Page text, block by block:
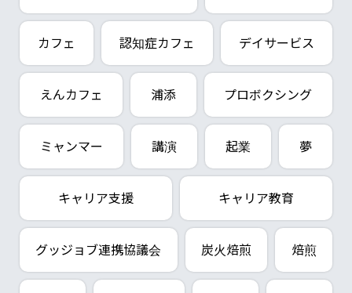
カフェ 認知症カフェ デイサービス
えんカフェ 浦添 プロボクシング
ミャンマー 講演 起業 夢
キャリア支援 キャリア教育
グッジョブ連携協議会 炭火焙煎 焙煎